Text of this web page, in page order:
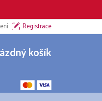
Doprava a platba
Registrace
košík